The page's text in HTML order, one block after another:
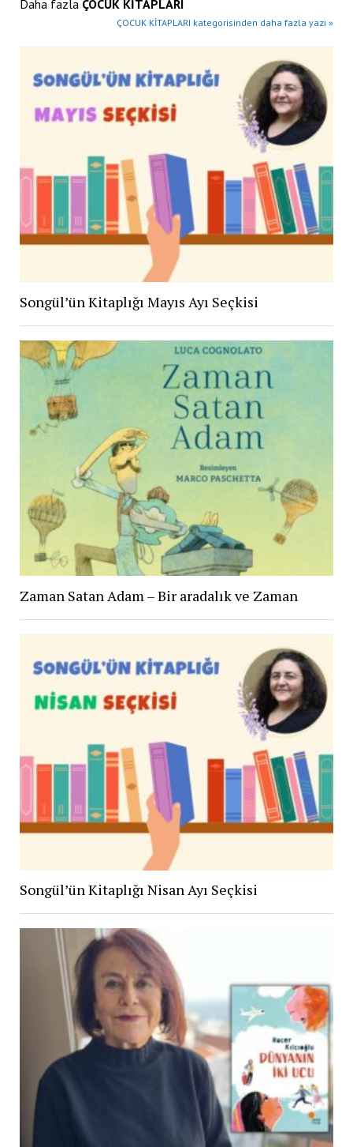
Daha fazla ÇOCUK KİTAPLARI
ÇOCUK KİTAPLARI kategorisinden daha fazla yazı »
Songül’ün Kitaplığı Mayıs Ayı Seçkisi
Zaman Satan Adam – Bir aradalık ve Zaman
Songül’ün Kitaplığı Nisan Ayı Seçkisi